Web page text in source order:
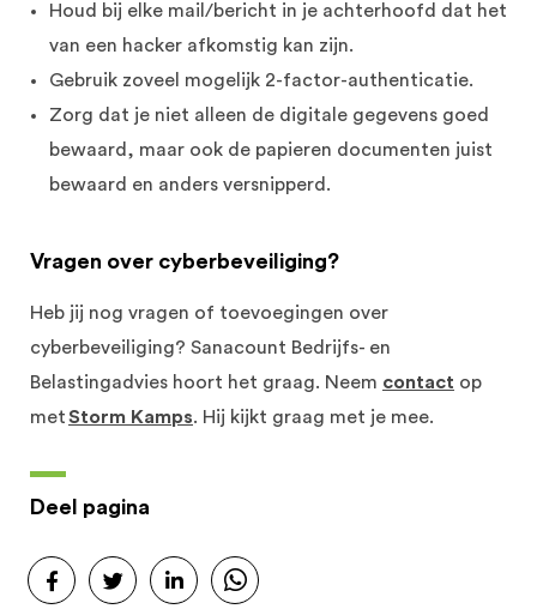
Houd bij elke mail/bericht in je achterhoofd dat het
van een hacker afkomstig kan zijn.
Gebruik zoveel mogelijk 2-factor-authenticatie.
Zorg dat je niet alleen de digitale gegevens goed
bewaard, maar ook de papieren documenten juist
bewaard en anders versnipperd.
Vragen over cyberbeveiliging?
Heb jij nog vragen of toevoegingen over
cyberbeveiliging? Sanacount Bedrijfs- en
Belastingadvies hoort het graag. Neem contact op
metStorm Kamps. Hij kijkt graag met je mee.
Deel pagina